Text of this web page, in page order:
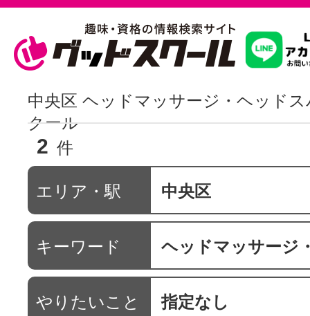
習いたいこ
駅・路線か
通信講座を
中央区 ヘッドマッサージ・ヘッド
クール
2 件
エリア・駅 中央区
キーワード ヘッドマッサージ・
やりたいこと 指定なし